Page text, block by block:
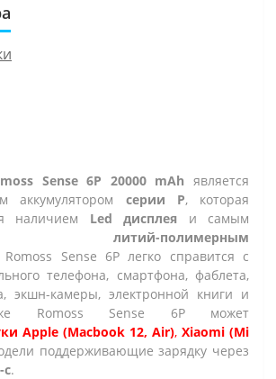
Sense 6P 20000 mAh является
серии Р, которая
наличием Led дисплея и самым
литий-полимерным
Romoss Sense 6P легко справится с
телефона, смартфона, фаблета,
экшн-камеры, электронной книги и
Romoss Sense 6Pможет
Apple (Macbook 12, Air), Xiaomi (Mi
поддерживающие зарядку через
c.